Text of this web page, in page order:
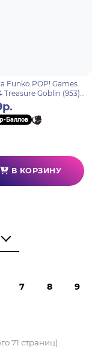
Funko POP! Games
Treasure Goblin (953)
Баллов
В КОРЗИНУ
7 8 9
71 страниц)